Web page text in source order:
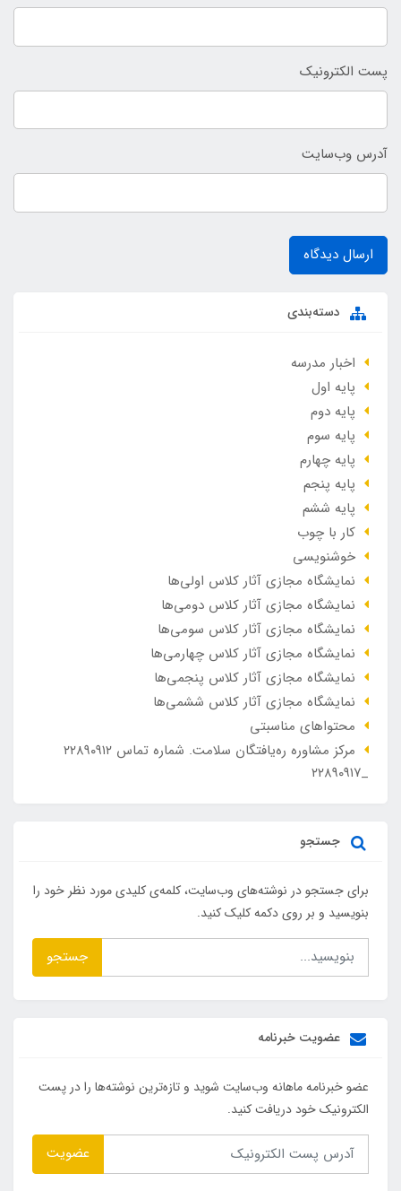
پست الکترونیک
آدرس وب‌سایت
ارسال دیدگاه
دسته‌بندی
اخبار مدرسه
پایه اول
پایه دوم
پایه سوم
پایه چهارم
پایه پنجم
پایه ششم
کار با چوب
خوشنویسی
نمایشگاه مجازی آثار کلاس اولی‌ها
نمایشگاه مجازی آثار کلاس دومی‌ها
نمایشگاه مجازی آثار کلاس سومی‌ها
نمایشگاه مجازی آثار کلاس چهارمی‌ها
نمایشگاه مجازی آثار کلاس پنجمی‌ها
نمایشگاه مجازی آثار کلاس ششمی‌ها
محتواهای مناسبتی
مرکز مشاوره ره‌یافتگان سلامت. شماره تماس ۲۲۸۹۰۹۱۲
_۲۲۸۹۰۹۱۷
جستجو
برای جستجو در نوشته‌های وب‌سایت، کلمه‌ی کلیدی مورد نظر خود را
بنویسید و بر روی دکمه کلیک کنید.
جستجو
عضویت خبرنامه
عضو خبرنامه ماهانه وب‌سایت شوید و تازه‌ترین نوشته‌ها را در پست
الکترونیک خود دریافت کنید.
عضویت